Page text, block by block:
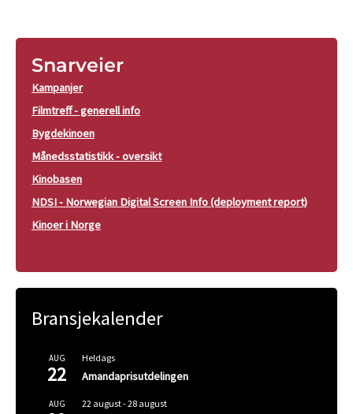
Snarveier
Kampanjer
Filmtreff - generell info
Bygdekinoen
Månedsstatistikk - oversikt
Kinobasen
NDSI - Norwegian Digital Screen Info (deployment report)
Kinoer i Norge
Bransjekalender
AUG
22
Heldags
Amandaprisutdelingen
AUG 22 august-28 august